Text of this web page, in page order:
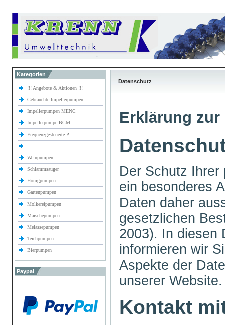
Kategorien
!!! Angebote & Aktionen !!!
Gebrauchte Impellerpumpen
Impellerpumpen MENC
Impellerpumpe BCM
Frequenzgesteuerte P.
Weinpumpen
Schlammsauger
Honigpumpen
Gartenpumpen
Molkereipumpen
Maischepumpen
Melassepumpen
Teichpumpen
Bierpumpen
Paypal
Datenschutz
Erklärung
Der Schutz
ein besonderes
Daten daher
gesetzlichen
2003). In diesen
informieren wir
Aspekte der
unserer
Kontakt